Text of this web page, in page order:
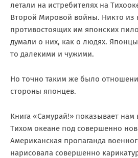
летали на истребителях на
Второй Мировой войны. Никто из
противостоящих им японских
думали о них, как о людях.
то далекими и чужими.
Но точно таким же было
стороны японцев.
Книга «Самурай!» показывает
Тихом океане под совершенно
Американская пропаганда
нарисовала совершенно